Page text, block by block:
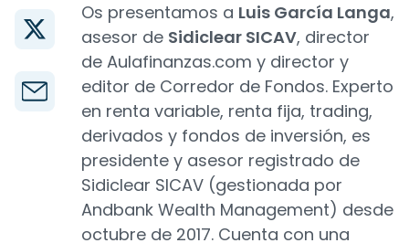
Os presentamos a Luis García Langa,
asesor de Sidiclear SICAV, director
de Aulafinanzas.com y director y
editor de Corredor de Fondos. Experto
en renta variable, renta fija, trading,
derivados y fondos de inversión, es
presidente y asesor registrado de
Sidiclear SICAV (gestionada por
Andbank Wealth Management) desde
octubre de 2017. Cuenta con una